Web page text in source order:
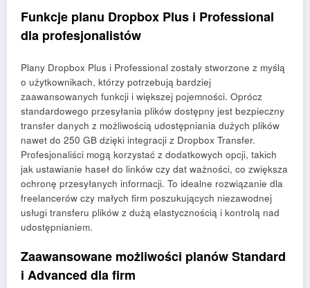
Funkcje planu Dropbox Plus i Professional
dla profesjonalistów
Plany Dropbox Plus i Professional zostały stworzone z myślą
o użytkownikach, którzy potrzebują bardziej
zaawansowanych funkcji i większej pojemności. Oprócz
standardowego przesyłania plików dostępny jest bezpieczny
transfer danych z możliwością udostępniania dużych plików
nawet do 250 GB dzięki integracji z Dropbox Transfer.
Profesjonaliści mogą korzystać z dodatkowych opcji, takich
jak ustawianie haseł do linków czy dat ważności, co zwiększa
ochronę przesyłanych informacji. To idealne rozwiązanie dla
freelancerów czy małych firm poszukujących niezawodnej
usługi transferu plików z dużą elastycznością i kontrolą nad
udostępnianiem.
Zaawansowane możliwości planów Standard
i Advanced dla firm